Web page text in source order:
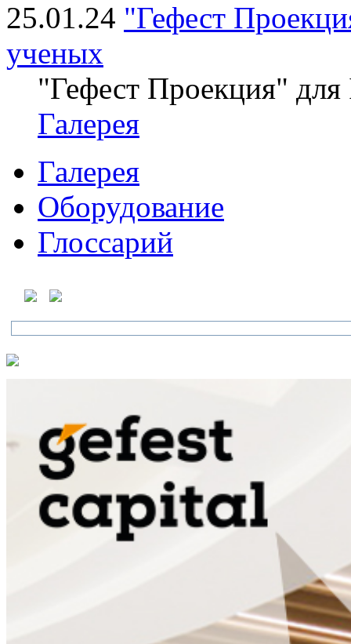
25.01.24 "Гефест
ученых
"Гефест Проекция"
Галерея
Галерея
Оборудование
Глоссарий